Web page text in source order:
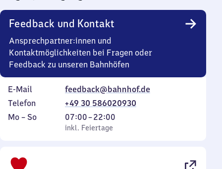
Uhr
Feedback und Kontakt
Ansprechpartner:innen und
Kontaktmöglichkeiten bei Fragen oder
Feedback zu unseren Bahnhöfen
E-Mail
feedback@bahnhof.de
Telefon
+49 30 586020930
Montag
Mo – So,
inkl. Feiertage
07:00–22:00
Von
7
inkl. Feiertage